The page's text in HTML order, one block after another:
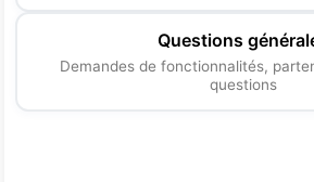
Questions
Demandes de fonctionnalités,
questions